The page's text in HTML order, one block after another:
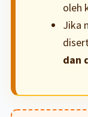
oleh
Jika
dan